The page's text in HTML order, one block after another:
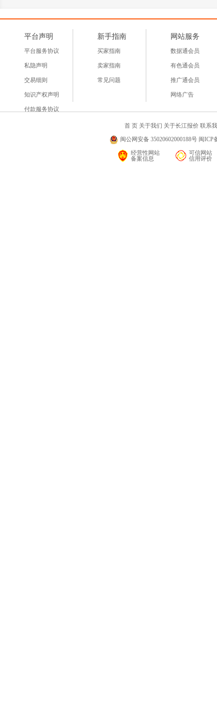
平台声明
平台服务协议
私隐声明
交易细则
知识产权声明
付款服务协议
新手指南
买家指南
卖家指南
常见问题
网站服务
数据通会员
有色通会员
推广通会员
网络广告
首 页 关于我们 关于长江报价 联系
闽公网安备 35020602000188号 闽ICP
经营性网站
备案信息
可信网站
信用评价